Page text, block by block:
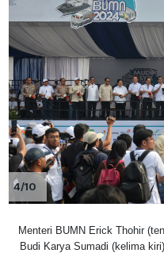
4/10
Menteri BUMN Erick Thohir
Budi Karya Sumadi (kelima